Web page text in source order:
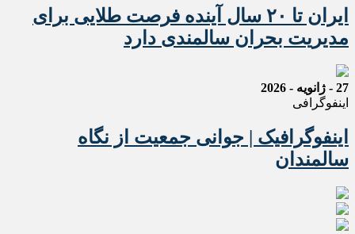
ایران تا ۲۰ سال آینده فرصت طلایی برای
مدیریت بحران سالمندی دارد
27 - ژانویه - 2026
اینفوگرافی
اینفوگرافیک | جوانی جمعیت از نگاه
سالمندان